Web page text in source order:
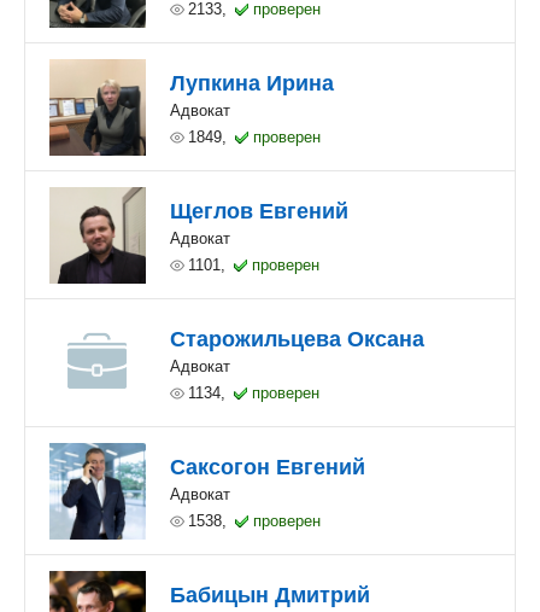
2133,
проверен
Лупкина Ирина
Адвокат
1849,
проверен
Щеглов Евгений
Адвокат
1101,
проверен
Старожильцева Оксана
Адвокат
1134,
проверен
Саксогон Евгений
Адвокат
1538,
проверен
Бабицын Дмитрий